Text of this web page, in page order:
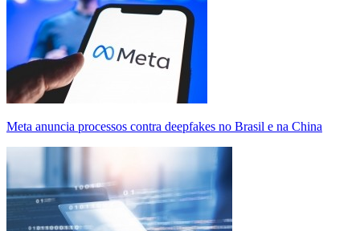
Meta anuncia processos contra deepfakes no Brasil e na China